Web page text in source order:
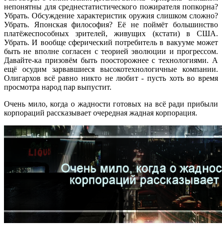
непонятны для среднестатистического пожирателя попкорна?
Убрать. Обсуждение характеристик оружия слишком сложно?
Убрать. Японская философия? Её не поймёт большинство
платёжеспособных зрителей, живущих (кстати) в США.
Убрать. И вообще сферический потребитель в вакууме может
быть не вполне согласен с теорией эволюции и прогрессом.
Давайте-ка призовём быть поосторожнее с технологиями. А
ещё осудим зарвавшиеся высокотехнологичные компании.
Олигархов всё равно никто не любит - пусть хоть во время
просмотра народ пар выпустит.
Очень мило, когда о жадности готовых на всё ради прибыли
корпораций рассказывает очередная жадная корпорация.